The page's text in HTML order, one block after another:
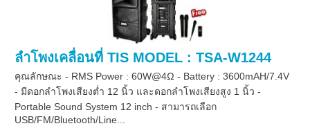
ลำโพงเคลื่อนที่ TIS MODEL : TSA-W1244
คุณลักษณะ - RMS Power : 60W@4Ω - Battery : 3600mAH/7.4V
- มีดอกลำโพงเสียงต่ำ 12 นิ้ว และดอกลำโพงเสียงสูง 1 นิ้ว -
Portable Sound System 12 inch - สามารถเลือก
USB/FM/Bluetooth/Line...